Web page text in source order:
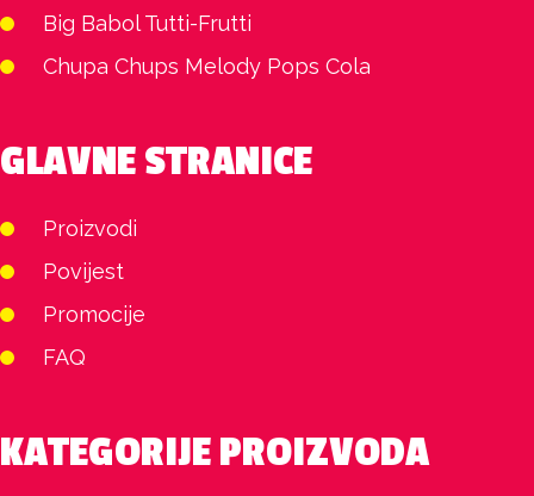
Big Babol Tutti-Frutti
Chupa Chups Melody Pops Cola
GLAVNE STRANICE
Proizvodi
Povijest
Promocije
FAQ
KATEGORIJE PROIZVODA